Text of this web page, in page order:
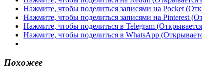
Нажмите, чтобы поделиться записями на Pocket
Нажмите, чтобы поделиться записями на Pinterest
Нажмите, чтобы поделиться в Telegram
Нажмите, чтобы поделиться в WhatsApp
Похожее